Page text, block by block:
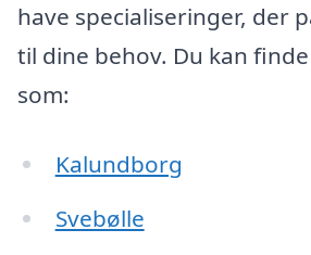
have specialiseringer, der
til dine behov. Du kan
som:
Kalundborg
Svebølle